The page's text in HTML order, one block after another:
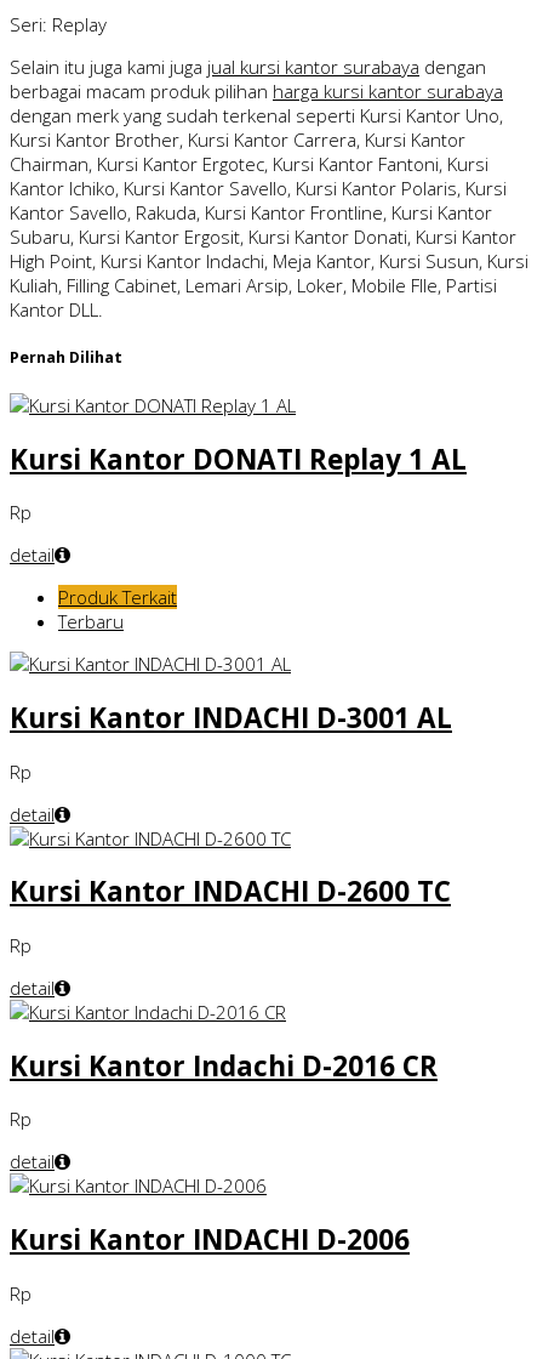
Seri: Replay
Selain itu juga kami juga jual kursi kantor surabaya dengan
berbagai macam produk pilihan harga kursi kantor surabaya
dengan merk yang sudah terkenal seperti Kursi Kantor Uno,
Kursi Kantor Brother, Kursi Kantor Carrera, Kursi Kantor
Chairman, Kursi Kantor Ergotec, Kursi Kantor Fantoni, Kursi
Kantor Ichiko, Kursi Kantor Savello, Kursi Kantor Polaris, Kursi
Kantor Savello, Rakuda, Kursi Kantor Frontline, Kursi Kantor
Subaru, Kursi Kantor Ergosit, Kursi Kantor Donati, Kursi Kantor
High Point, Kursi Kantor Indachi, Meja Kantor, Kursi Susun, Kursi
Kuliah, Filling Cabinet, Lemari Arsip, Loker, Mobile FIle, Partisi
Kantor DLL.
Pernah Dilihat
Kursi Kantor DONATI Replay 1 AL
Rp
detail
Produk Terkait
Terbaru
Kursi Kantor INDACHI D-3001 AL
Rp
detail
Kursi Kantor INDACHI D-2600 TC
Rp
detail
Kursi Kantor Indachi D-2016 CR
Rp
detail
Kursi Kantor INDACHI D-2006
Rp
detail